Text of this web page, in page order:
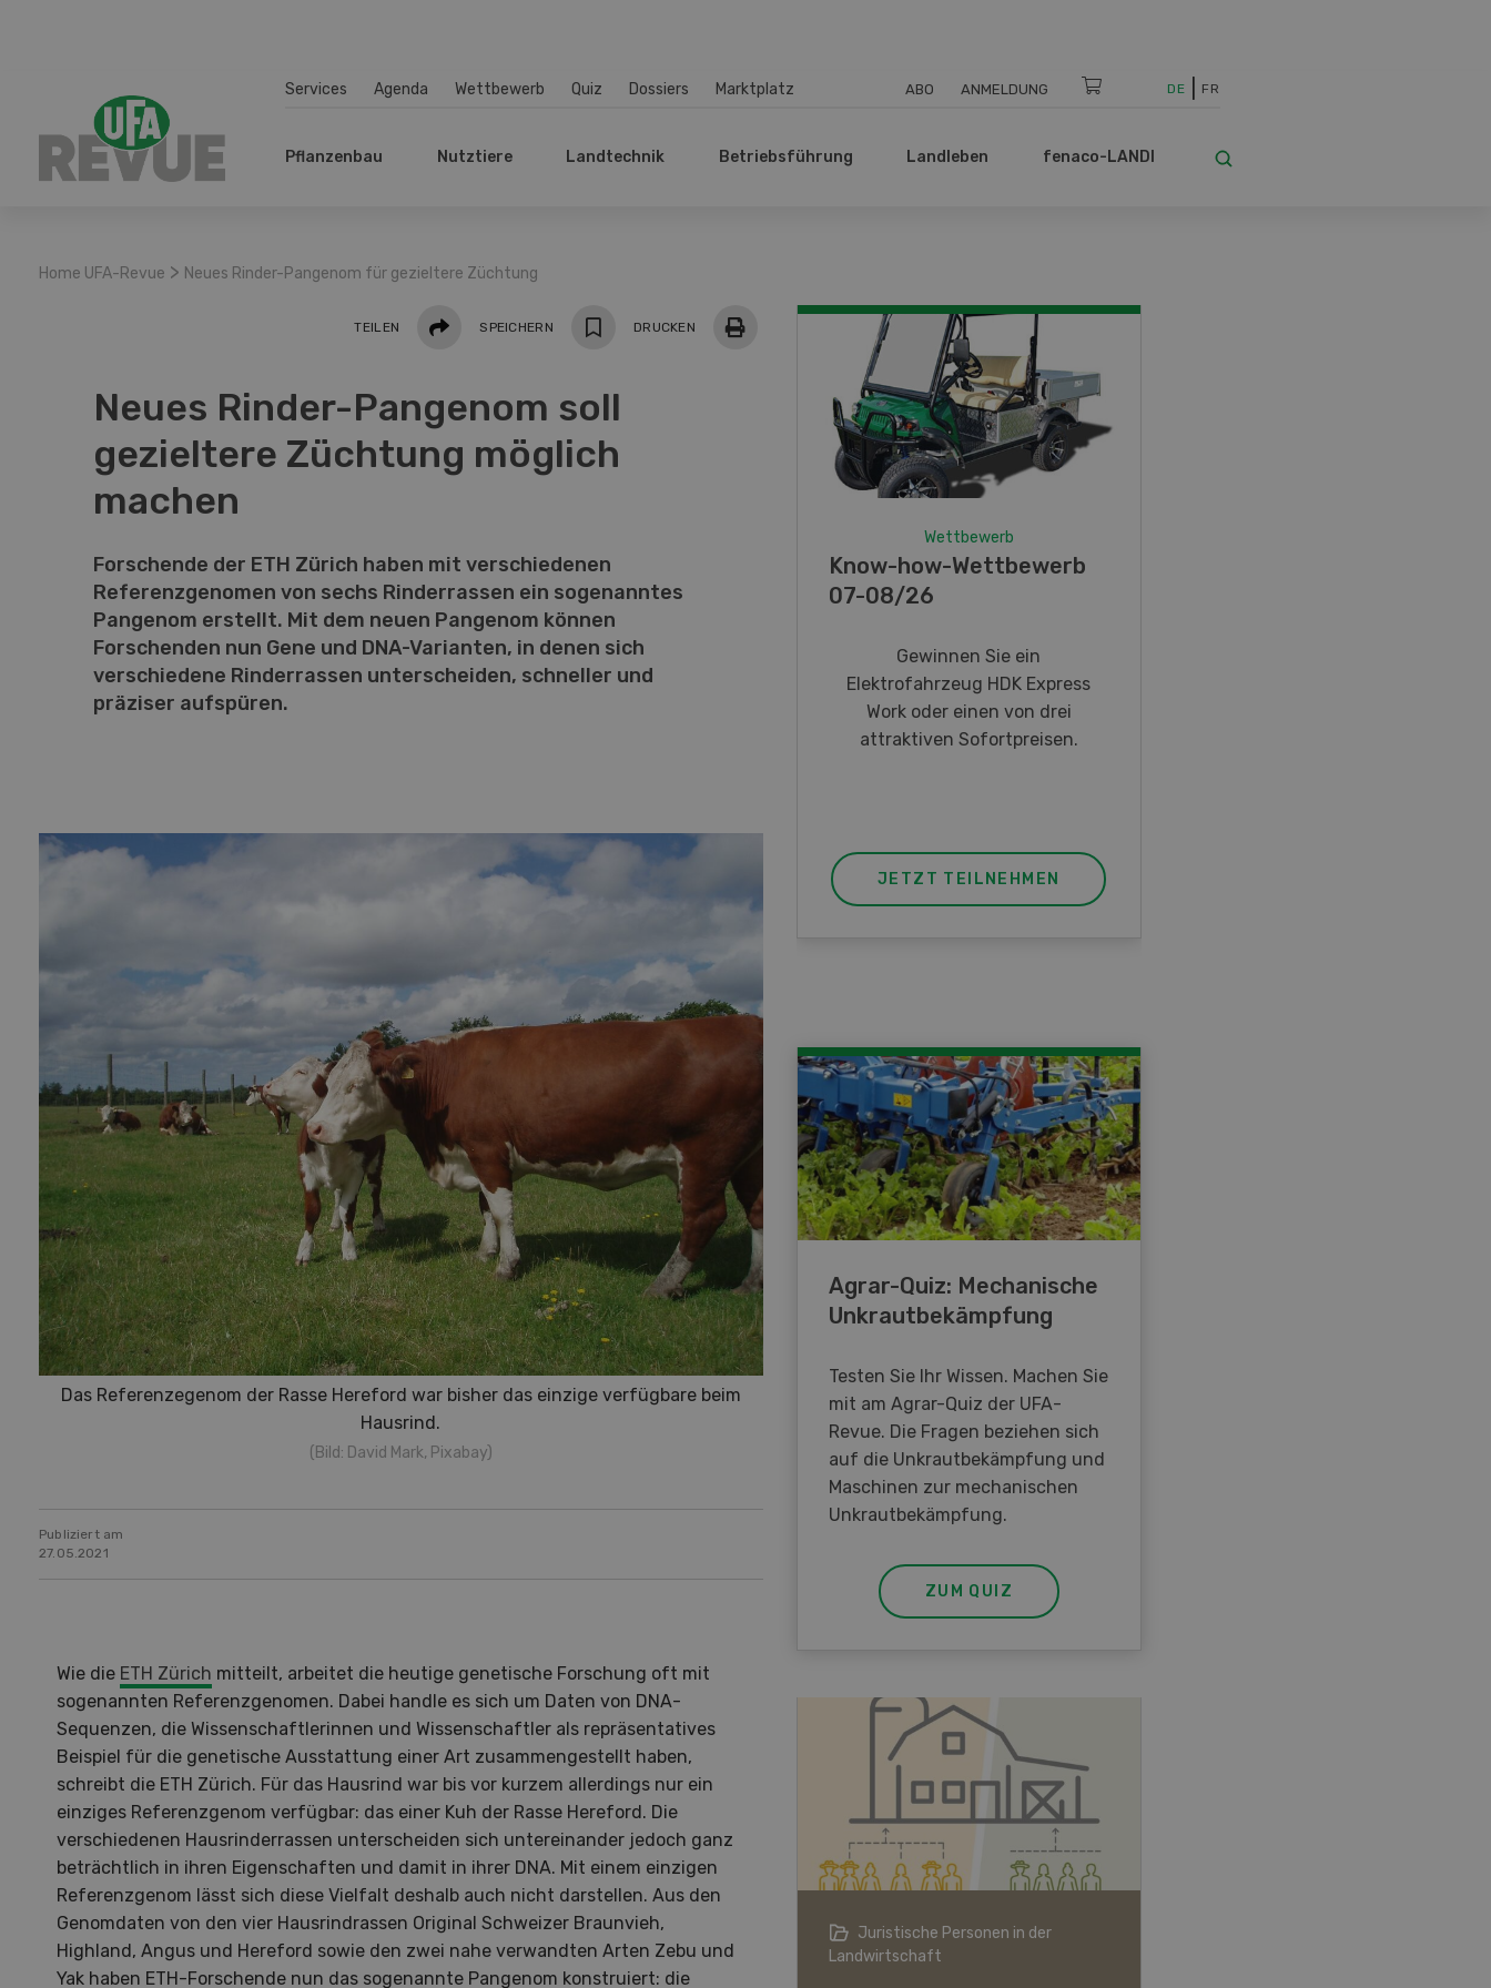
Services Agenda Wettbewerb Quiz Dossiers Marktplatz ABO ANMELDUNG DE FR
Pflanzenbau Nutztiere Landtechnik Betriebsführung Landleben fenaco-LANDI
Home UFA-Revue > Neues Rinder-Pangenom für gezieltere Züchtung
TEILEN Teilen SPEICHERN DRUCKEN
Neues Rinder-Pangenom soll
gezieltere Züchtung möglich
machen
Forschende der ETH Zürich haben mit verschiedenen
Referenzgenomen von sechs Rinderrassen ein sogenanntes
Pangenom erstellt. Mit dem neuen Pangenom können
Forschenden nun Gene und DNA-Varianten, in denen sich
verschiedene Rinderrassen unterscheiden, schneller und
präziser aufspüren.
Das Referenzegenom der Rasse Hereford war bisher das einzige verfügbare beim
Hausrind.
(Bild: David Mark, Pixabay)
Publiziert am
27.05.2021
Wie die ETH Zürich mitteilt, arbeitet die heutige genetische Forschung oft mit
sogenannten Referenzgenomen. Dabei handle es sich um Daten von DNA-
Sequenzen, die Wissenschaftlerinnen und Wissenschaftler als repräsentatives
Beispiel für die genetische Ausstattung einer Art zusammengestellt haben,
schreibt die ETH Zürich. Für das Hausrind war bis vor kurzem allerdings nur ein
einziges Referenzgenom verfügbar: das einer Kuh der Rasse Hereford. Die
verschiedenen Hausrinderrassen unterscheiden sich untereinander jedoch ganz
beträchtlich in ihren Eigenschaften und damit in ihrer DNA. Mit einem einzigen
Referenzgenom lässt sich diese Vielfalt deshalb auch nicht darstellen. Aus den
Genomdaten von den vier Hausrindrassen Original Schweizer Braunvieh,
Highland, Angus und Hereford sowie den zwei nahe verwandten Arten Zebu und
Yak haben ETH-Forschende nun das sogenannte Pangenom konstruiert: die
Wettbewerb
Know-how-Wettbewerb
07-08/26
Gewinnen Sie ein
Elektrofahrzeug HDK Express
Work oder einen von drei
attraktiven Sofortpreisen.
JETZT TEILNEHMEN
Agrar-Quiz: Mechanische
Unkrautbekämpfung
Testen Sie Ihr Wissen. Machen Sie
mit am Agrar-Quiz der UFA-
Revue. Die Fragen beziehen sich
auf die Unkrautbekämpfung und
Maschinen zur mechanischen
Unkrautbekämpfung.
ZUM QUIZ
Hof in neuer Hand Landwirtschaft im Klimawandel
Juristische Personen in der
Landwirtschaft